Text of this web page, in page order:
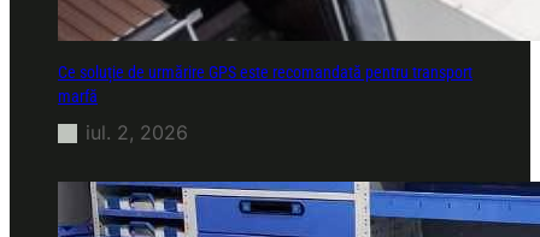
Ce soluție de urmărire GPS este recomandată pentru transport
marfă
iul. 2, 2026